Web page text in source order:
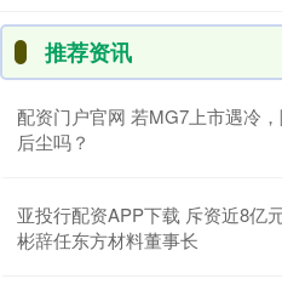
推荐资讯
配资门户官网 若MG7上市遇冷
后尘吗？
亚投行配资APP下载 斥资近8亿
彬辞任东方材料董事长